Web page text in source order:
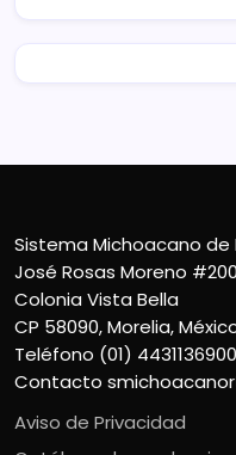
Sistema Michoacano de
José Rosas Moreno #200
Colonia Vista Bella
CP 58090, Morelia,
Teléfono (01) 4431136900
Contacto
Aviso de Privacidad